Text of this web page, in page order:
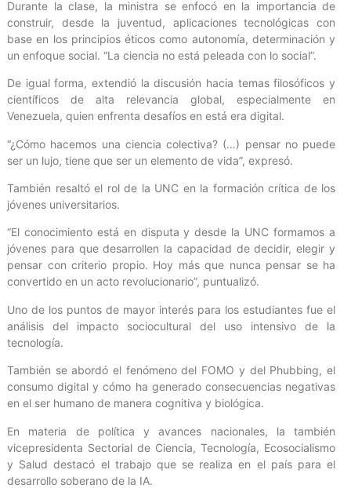
Durante la clase, la ministra se enfocó en la importancia de
construir, desde la juventud, aplicaciones tecnológicas con
base en los principios éticos como autonomía, determinación y
un enfoque social. “La ciencia no está peleada con lo social”.
De igual forma, extendió la discusión hacia temas filosóficos y
científicos de alta relevancia global, especialmente en
Venezuela, quien enfrenta desafíos en está era digital.
“¿Cómo hacemos una ciencia colectiva? (…) pensar no puede
ser un lujo, tiene que ser un elemento de vida”, expresó.
También resaltó el rol de la UNC en la formación crítica de los
jóvenes universitarios.
“El conocimiento está en disputa y desde la UNC formamos a
jóvenes para que desarrollen la capacidad de decidir, elegir y
pensar con criterio propio. Hoy más que nunca pensar se ha
convertido en un acto revolucionario”, puntualizó.
Uno de los puntos de mayor interés para los estudiantes fue el
análisis del impacto sociocultural del uso intensivo de la
tecnología.
También se abordó el fenómeno del FOMO y del Phubbing, el
consumo digital y cómo ha generado consecuencias negativas
en el ser humano de manera cognitiva y biológica.
En materia de política y avances nacionales, la también
vicepresidenta Sectorial de Ciencia, Tecnología, Ecosocialismo
y Salud destacó el trabajo que se realiza en el país para el
desarrollo soberano de la IA.